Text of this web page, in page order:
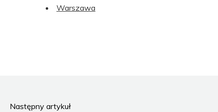
Warszawa
Następny artykuł